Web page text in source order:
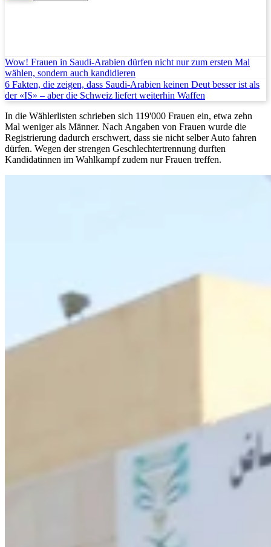
Wow! Frauen in Saudi-Arabien dürfen nicht nur zum ersten Mal
wählen, sondern auch kandidieren
6 Fakten, die zeigen, dass Saudi-Arabien keinen Deut besser ist als
der «IS» – aber die Schweiz liefert weiterhin Waffen
In die Wählerlisten schrieben sich 119'000 Frauen ein, etwa zehn
Mal weniger als Männer. Nach Angaben von Frauen wurde die
Registrierung dadurch erschwert, dass sie nicht selber Auto fahren
dürfen. Wegen der strengen Geschlechtertrennung durften
Kandidatinnen im Wahlkampf zudem nur Frauen treffen.